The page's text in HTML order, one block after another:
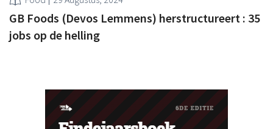
GB Foods (Devos Lemmens) herstructureert : 35
jobs op de helling